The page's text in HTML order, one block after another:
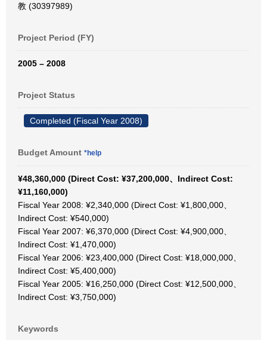
教 (30397989)
Project Period (FY)
2005 – 2008
Project Status
Completed (Fiscal Year 2008)
Budget Amount *help
¥48,360,000 (Direct Cost: ¥37,200,000、Indirect Cost:
¥11,160,000)
Fiscal Year 2008: ¥2,340,000 (Direct Cost: ¥1,800,000、
Indirect Cost: ¥540,000)
Fiscal Year 2007: ¥6,370,000 (Direct Cost: ¥4,900,000、
Indirect Cost: ¥1,470,000)
Fiscal Year 2006: ¥23,400,000 (Direct Cost: ¥18,000,000、
Indirect Cost: ¥5,400,000)
Fiscal Year 2005: ¥16,250,000 (Direct Cost: ¥12,500,000、
Indirect Cost: ¥3,750,000)
Keywords